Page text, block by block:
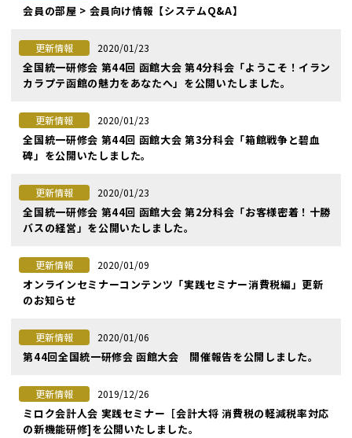
会員の部屋 > 会員向け情報【システムQ&A】
更新情報 2020/01/23
全国統一研修会 第44回 函館大会 第4分科会「ようこそ！イラン
カラプテ函館の魅力をあなたへ」を公開いたしました。
更新情報 2020/01/23
全国統一研修会 第44回 函館大会 第3分科会「箱館戦争と碧血
碑」を公開いたしました。
更新情報 2020/01/23
全国統一研修会 第44回 函館大会 第2分科会「お客様密着！十勝
バスの経営」を公開いたしました。
更新情報 2020/01/09
オンラインセミナーコンテンツ「実践セミナー消費税編」更新
のお知らせ
更新情報 2020/01/06
第44回全国統一研修会 函館大会 開催報告を公開しました。
更新情報 2019/12/26
ミロク会計人会 実践セミナー［会計大将 消費税の軽減税率対応
の新機能研修]を公開いたしました。